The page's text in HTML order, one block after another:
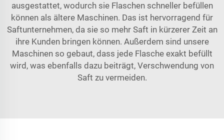
ausgestattet, wodurch sie Flaschen schneller befüllen
können als ältere Maschinen. Das ist hervorragend für
Saftunternehmen, da sie so mehr Saft in kürzerer Zeit an
ihre Kunden bringen können. Außerdem sind unsere
Maschinen so gebaut, dass jede Flasche exakt befüllt
wird, was ebenfalls dazu beiträgt, Verschwendung von
Saft zu vermeiden.